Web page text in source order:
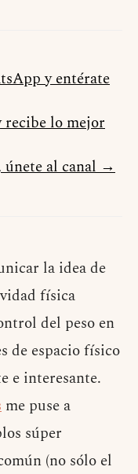
y entérate
recibe lo mejor
únete al canal →
la idea de
física
del peso en
de espacio físico
e interesante.
me puse a
súper
(no sólo el